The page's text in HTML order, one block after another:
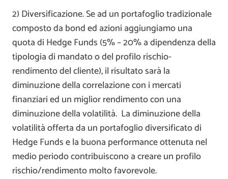
2) Diversificazione. Se ad un portafoglio tradizionale
composto da bond ed azioni aggiungiamo una
quota di Hedge Funds (5% – 20% a dipendenza della
tipologia di mandato o del profilo rischio-
rendimento del cliente), il risultato sarà la
diminuzione della correlazione con i mercati
finanziari ed un miglior rendimento con una
diminuzione della volatilità. La diminuzione della
volatilità offerta da un portafoglio diversificato di
Hedge Funds e la buona performance ottenuta nel
medio periodo contribuiscono a creare un profilo
rischio/rendimento molto favorevole.